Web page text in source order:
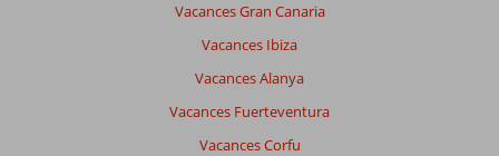
Vacances Gran Canaria
Vacances Ibiza
Vacances Alanya
Vacances Fuerteventura
Vacances Corfu